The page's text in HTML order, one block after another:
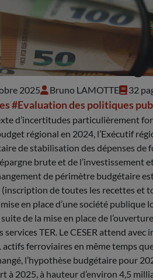
orientations
2025 Bruno LAMOTTE 32
#Evaluation des politiques
d’incertitudes particulièrement
régional en 2024, l’Exécutif
de stabilisation des dépenses de
brute et de l’investissement
de périmètre budgétaire
de toutes les recettes et
en place d’une société publique
de la mise en place de
services TER. Le CESER attend
actifs ferroviaires en même temps
l’hypothèse budgétaire pour
à 2025, à hauteur d’environ 4,5